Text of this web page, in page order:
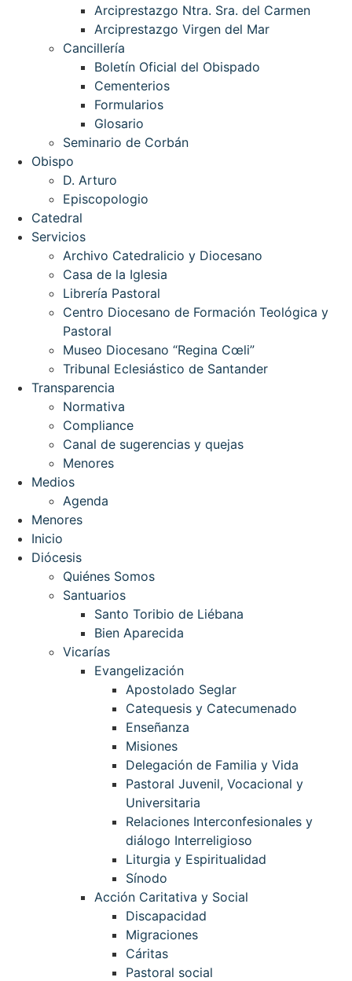
Arciprestazgo Ntra. Sra. del Carmen
Arciprestazgo Virgen del Mar
Cancillería
Boletín Oficial del Obispado
Cementerios
Formularios
Glosario
Seminario de Corbán
Obispo
D. Arturo
Episcopologio
Catedral
Servicios
Archivo Catedralicio y Diocesano
Casa de la Iglesia
Librería Pastoral
Centro Diocesano de Formación Teológica y
Pastoral
Museo Diocesano “Regina Cœli”
Tribunal Eclesiástico de Santander
Transparencia
Normativa
Compliance
Canal de sugerencias y quejas
Menores
Medios
Agenda
Menores
Inicio
Diócesis
Quiénes Somos
Santuarios
Santo Toribio de Liébana
Bien Aparecida
Vicarías
Evangelización
Apostolado Seglar
Catequesis y Catecumenado
Enseñanza
Misiones
Delegación de Familia y Vida
Pastoral Juvenil, Vocacional y
Universitaria
Relaciones Interconfesionales y
diálogo Interreligioso
Liturgia y Espiritualidad
Sínodo
Acción Caritativa y Social
Discapacidad
Migraciones
Cáritas
Pastoral social